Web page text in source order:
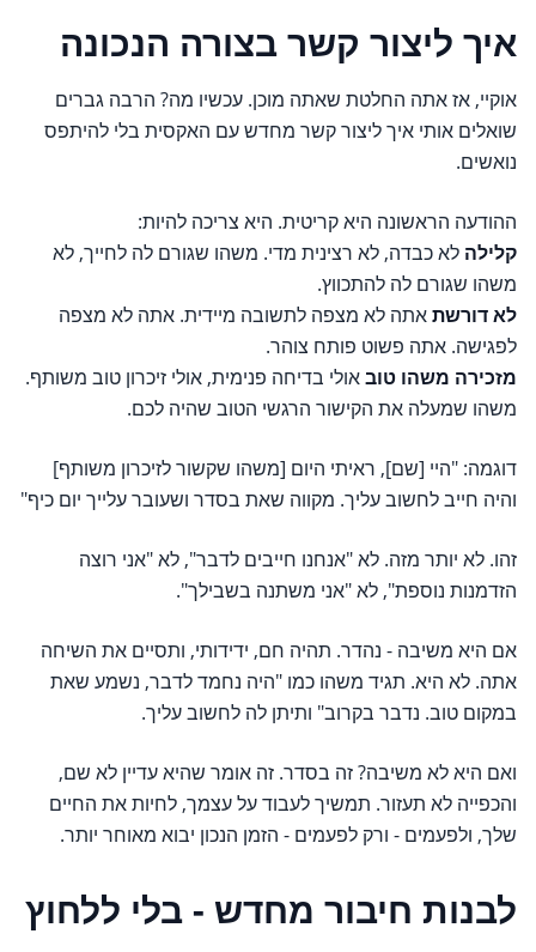
איך ליצור קשר בצורה הנכונה
אוקיי, אז אתה החלטת שאתה מוכן. עכשיו מה? הרבה גברים
שואלים אותי איך ליצור קשר מחדש עם האקסית בלי להיתפס
נואשים.
ההודעה הראשונה היא קריטית. היא צריכה להיות:
קלילה לא כבדה, לא רצינית מדי. משהו שגורם לה לחייך, לא
משהו שגורם לה להתכווץ.
לא דורשתאתה לא מצפה לתשובה מיידית. אתה לא מצפה
לפגישה. אתה פשוט פותח צוהר.
מזכירה משהו טובאולי בדיחה פנימית, אולי זיכרון טוב משותף.
משהו שמעלה את הקישור הרגשי הטוב שהיה לכם.
דוגמה: "היי [שם], ראיתי היום [משהו שקשור לזיכרון משותף]
והיה חייב לחשוב עליך. מקווה שאת בסדר ושעובר עלייך יום כיף"
זהו. לא יותר מזה. לא "אנחנו חייבים לדבר", לא "אני רוצה
הזדמנות נוספת", לא "אני משתנה בשבילך".
אם היא משיבה - נהדר. תהיה חם, ידידותי, ותסיים את השיחה
אתה. לא היא. תגיד משהו כמו "היה נחמד לדבר, נשמע שאת
במקום טוב. נדבר בקרוב" ותיתן לה לחשוב עליך.
ואם היא לא משיבה? זה בסדר. זה אומר שהיא עדיין לא שם,
והכפייה לא תעזור. תמשיך לעבוד על עצמך, לחיות את החיים
שלך, ולפעמים - ורק לפעמים - הזמן הנכון יבוא מאוחר יותר.
לבנות חיבור מחדש - בלי ללחוץ